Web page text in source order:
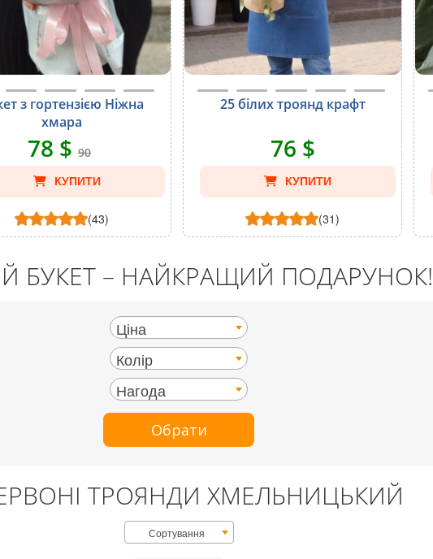
з гортензією Ніжна
хмара
78 $ 90
КУПИТИ
(43)
25 білих троянд крафт
76 $
КУПИТИ
(31)
БУКЕТ – НАЙКРАЩИЙ ПОДАРУНОК!
Ціна
Колір
Нагода
Обрати
ТРОЯНДИ ХМЕЛЬНИЦЬКИЙ
Сортування